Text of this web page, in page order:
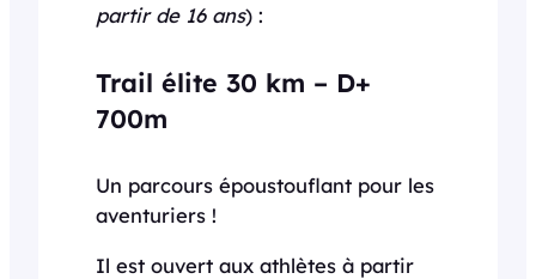
partir de 16 ans) :
Trail élite 30 km – D+
700m
Un parcours époustouflant pour les
aventuriers !
Il est ouvert aux athlètes à partir